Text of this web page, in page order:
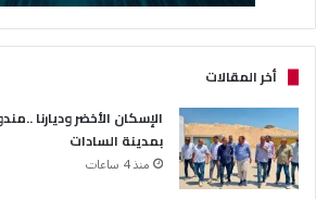
أخر المقالات
الإسكان الأخضر وديارنا
بمدينة السادات
منذ 4 ساعات